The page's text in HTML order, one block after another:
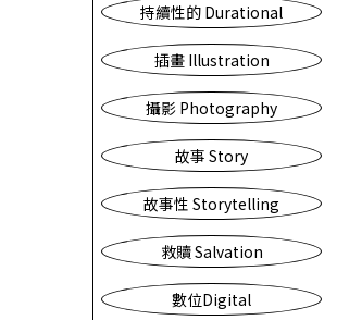
持續性的 Durational
插畫 Illustration
攝影 Photography
故事 Story
故事性 Storytelling
救贖 Salvation
數位Digital